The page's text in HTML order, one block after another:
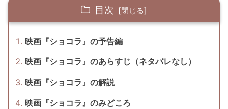
目次
映画『ショコラ』の予告編
映画『ショコラ』のあらすじ（ネタバレなし）
映画『ショコラ』の解説
映画『ショコラ』のみどころ